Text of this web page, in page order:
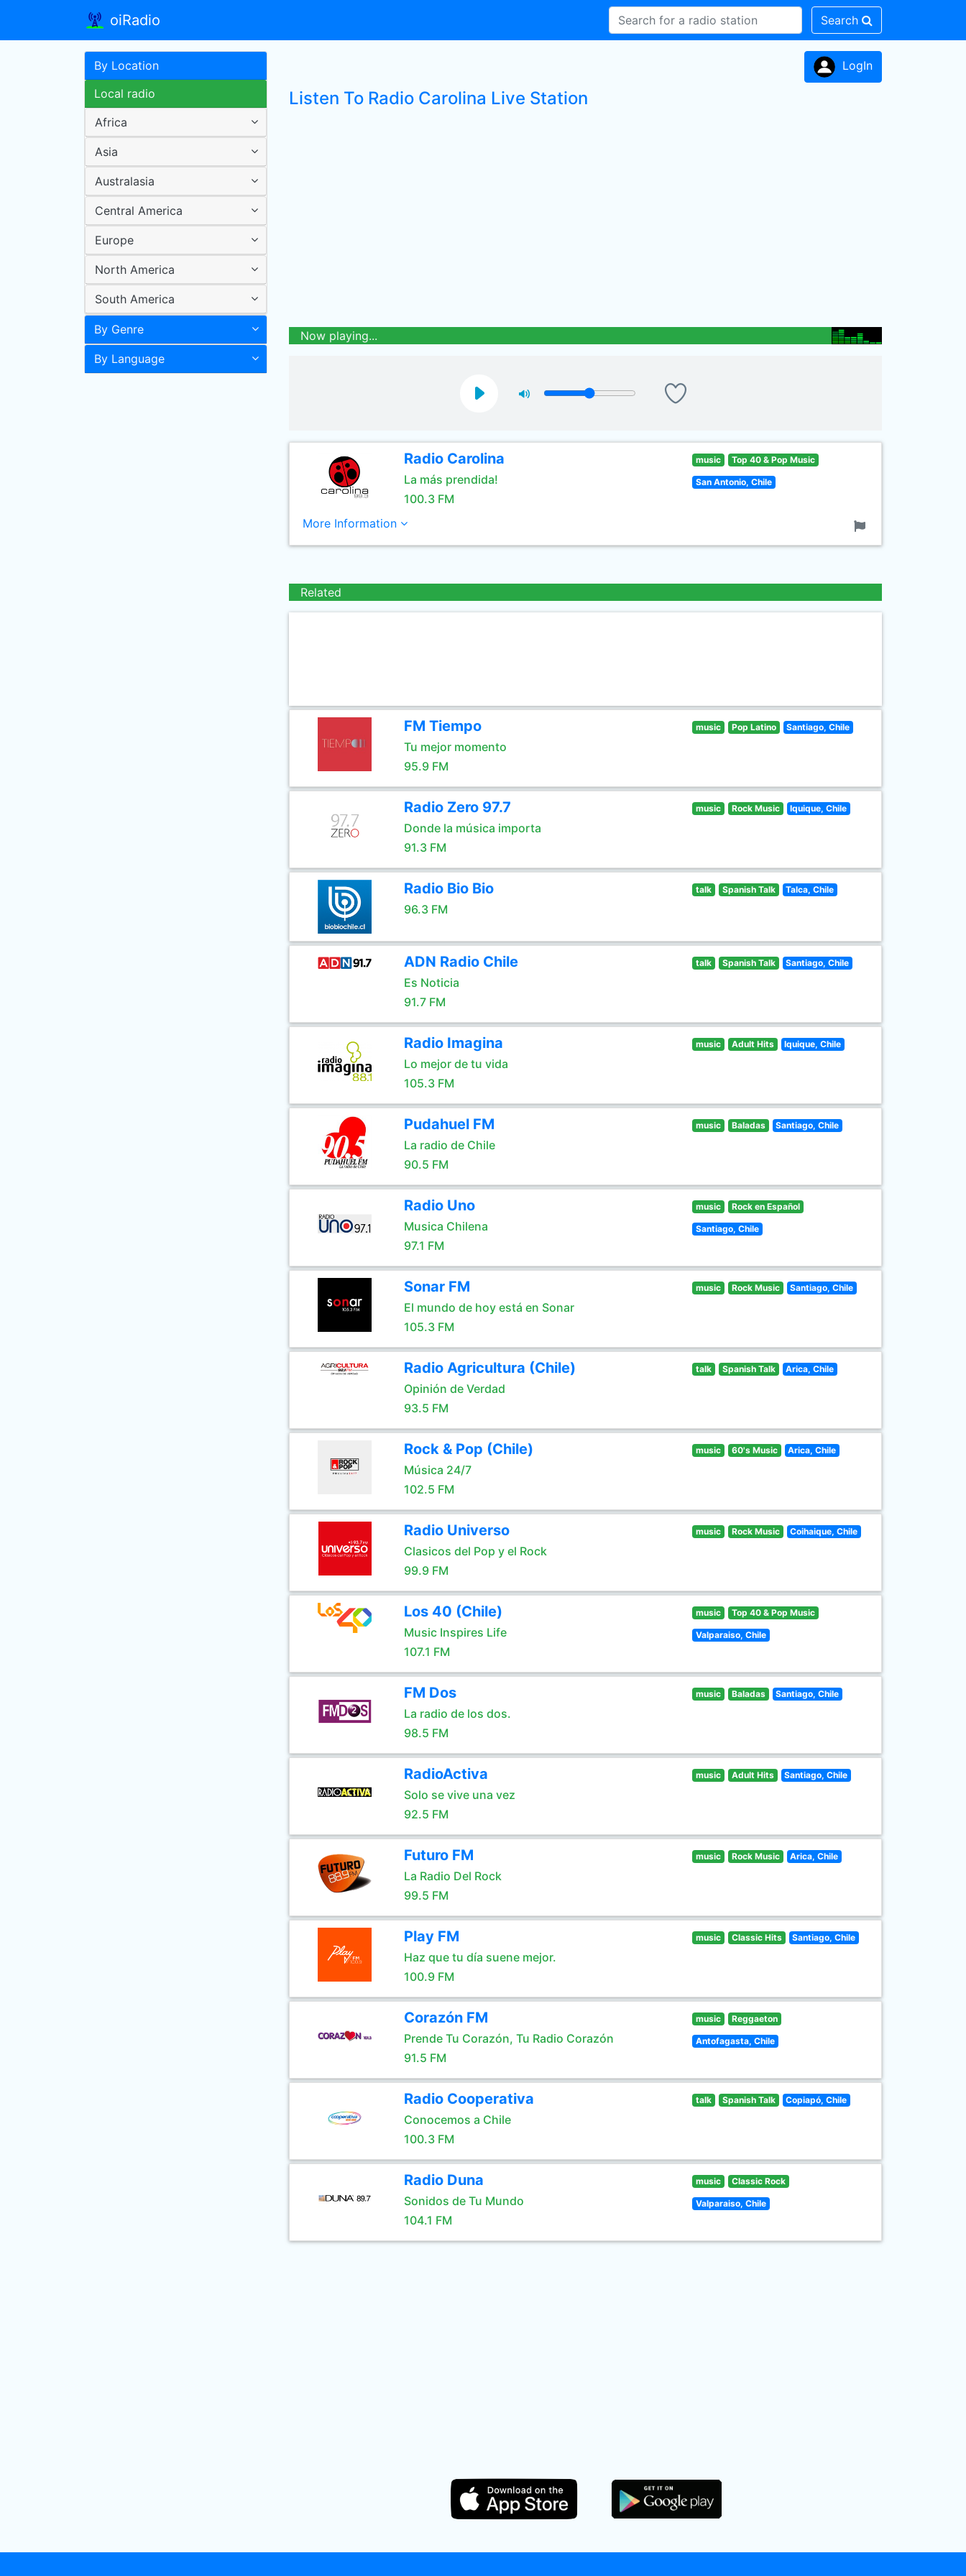
oiRadio Search
By Location
Local radio
Africa
Asia
Australasia
Central America
Europe
North America
South America
By Genre
By Language
LogIn
Listen To Radio Carolina Live Station
Now playing...
Radio Carolina
La más prendida!
100.3 FM
music Top 40 & Pop Music
San Antonio, Chile
More Information
Related
FM Tiempo
Tu mejor momento
95.9 FM
music Pop Latino Santiago, Chile
Radio Zero 97.7
Donde la música importa
91.3 FM
music Rock Music Iquique, Chile
Radio Bio Bio
96.3 FM
talk Spanish Talk Talca, Chile
ADN Radio Chile
Es Noticia
91.7 FM
talk Spanish Talk Santiago, Chile
Radio Imagina
Lo mejor de tu vida
105.3 FM
music Adult Hits Iquique, Chile
Pudahuel FM
La radio de Chile
90.5 FM
music Baladas Santiago, Chile
Radio Uno
Musica Chilena
97.1 FM
music Rock en Español
Santiago, Chile
Sonar FM
El mundo de hoy está en Sonar
105.3 FM
music Rock Music Santiago, Chile
Radio Agricultura (Chile)
Opinión de Verdad
93.5 FM
talk Spanish Talk Arica, Chile
Rock & Pop (Chile)
Música 24/7
102.5 FM
music 60's Music Arica, Chile
Radio Universo
Clasicos del Pop y el Rock
99.9 FM
music Rock Music Coihaique, Chile
Los 40 (Chile)
Music Inspires Life
107.1 FM
music Top 40 & Pop Music
Valparaiso, Chile
FM Dos
La radio de los dos.
98.5 FM
music Baladas Santiago, Chile
RadioActiva
Solo se vive una vez
92.5 FM
music Adult Hits Santiago, Chile
Futuro FM
La Radio Del Rock
99.5 FM
music Rock Music Arica, Chile
Play FM
Haz que tu día suene mejor.
100.9 FM
music Classic Hits Santiago, Chile
Corazón FM
Prende Tu Corazón, Tu Radio Corazón
91.5 FM
music Reggaeton
Antofagasta, Chile
Radio Cooperativa
Conocemos a Chile
100.3 FM
talk Spanish Talk Copiapó, Chile
Radio Duna
Sonidos de Tu Mundo
104.1 FM
music Classic Rock
Valparaiso, Chile